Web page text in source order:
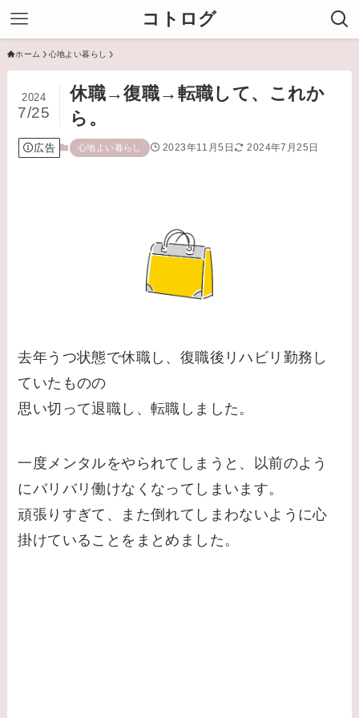
コトログ
ホーム 心地よい暮らし
休職→復職→転職して、これか
ら。
2024
7/25
広告 心地よい暮らし 2023年11月5日 2024年7月25日
去年うつ状態で休職し、復職後リハビリ勤務し
ていたものの
思い切って退職し、転職しました。
一度メンタルをやられてしまうと、以前のよう
にバリバリ働けなくなってしまいます。
頑張りすぎて、また倒れてしまわないように心
掛けていることをまとめました。